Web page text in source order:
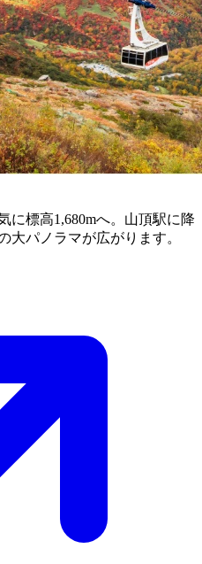
に標高1,680mへ。山頂駅に降
大パノラマが広がります。